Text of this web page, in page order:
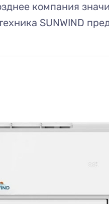
компания
SUNWIND